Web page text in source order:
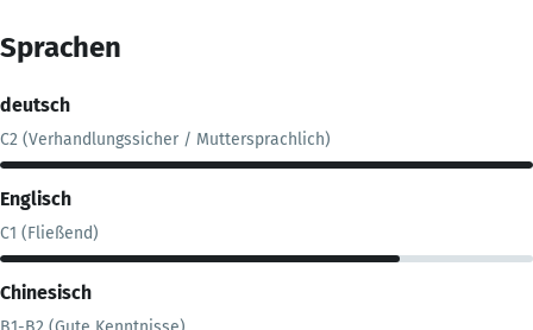
Sprachen
deutsch
C2 (Verhandlungssicher / Muttersprachlich)
Englisch
C1 (Fließend)
Chinesisch